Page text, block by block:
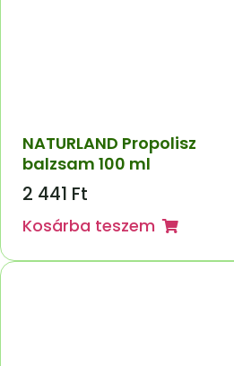
NATURLAND Propolisz
balzsam 100 ml
2 441 Ft
Kosárba teszem